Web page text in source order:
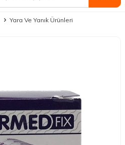
Yara Ve Yanık Ürünleri